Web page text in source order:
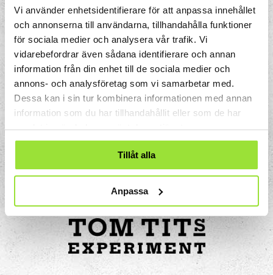
Vi använder enhetsidentifierare för att anpassa innehållet
och annonserna till användarna, tillhandahålla funktioner
för sociala medier och analysera vår trafik. Vi
vidarebefordrar även sådana identifierare och annan
information från din enhet till de sociala medier och
annons- och analysföretag som vi samarbetar med.
Dessa kan i sin tur kombinera informationen med annan
information som du har tillhandahållit eller som de har
samlat in när du har använt deras tjänster.
Tillåt alla
Anpassa
Puma:350-450 cm
Tiger: 550 cm
Klippspringare:750 cm